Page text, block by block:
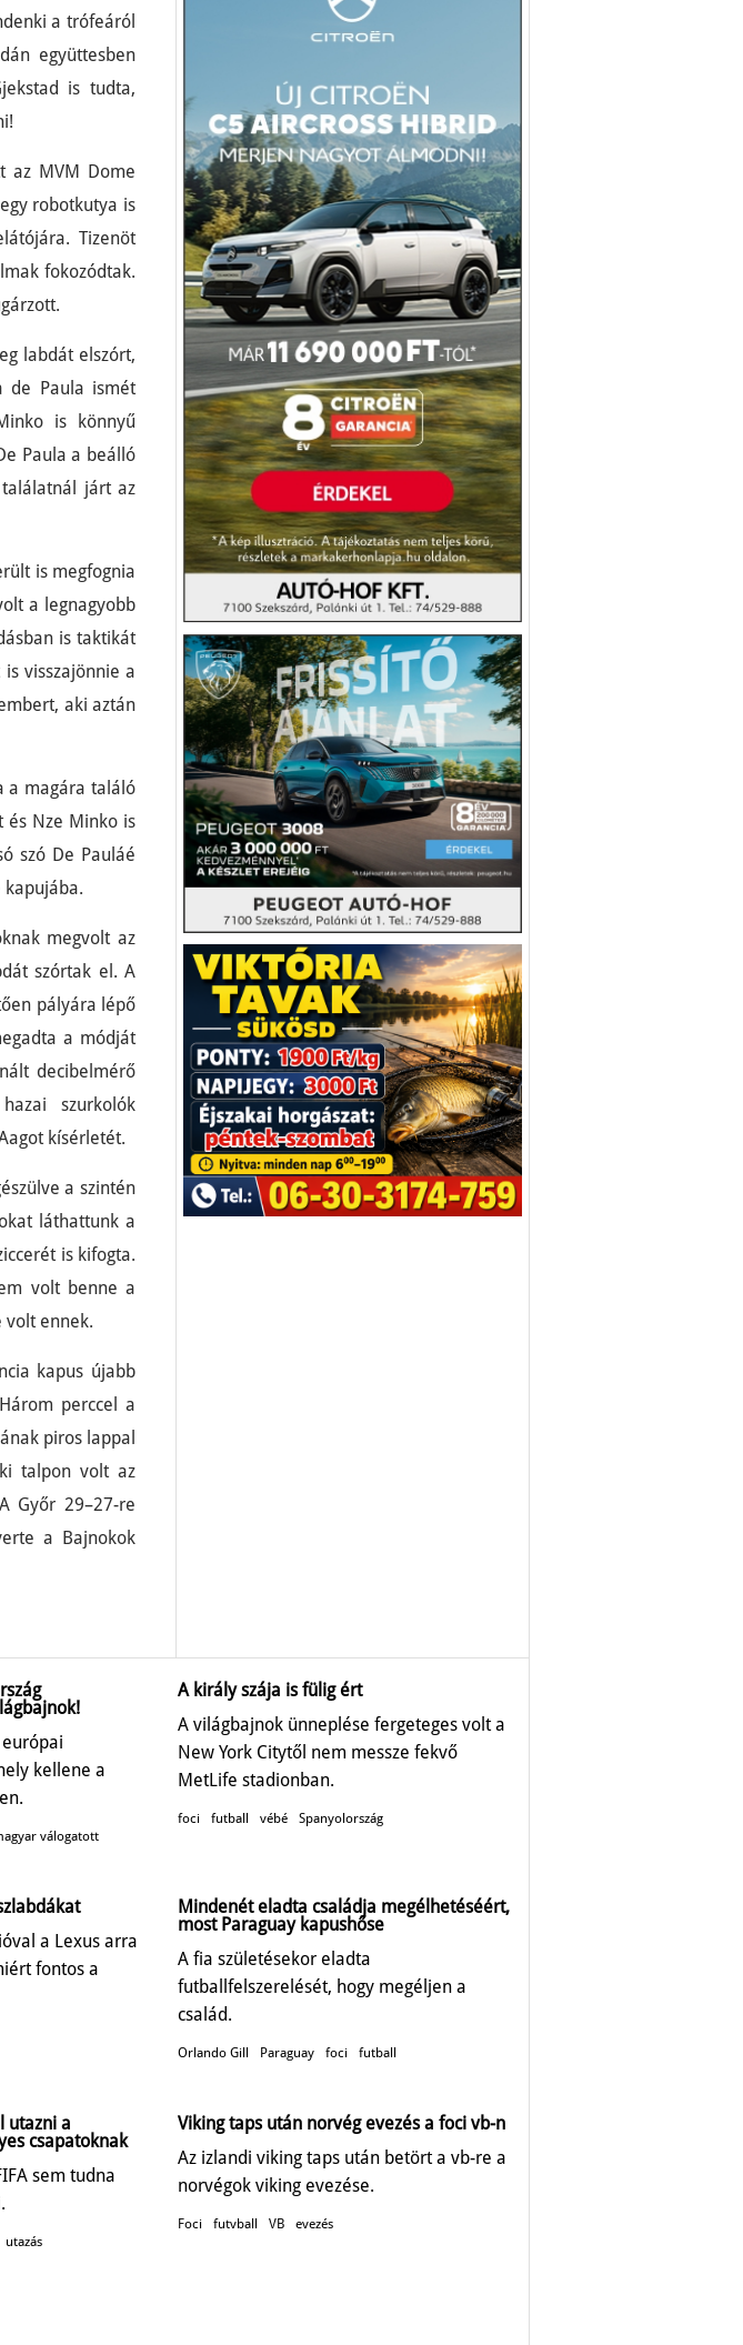
a trófeáról
együttesben
is tudta,
az MVM Dome
robotkutya is
Tizenöt
fokozódtak.
labdát elszórt,
de Paula ismét
is könnyű
Paula a beálló
járt az
is megfognia
a legnagyobb
is taktikát
visszajönnie a
aki aztán
a magára találó
és Nze Minko is
szó De Pauláé
megvolt az
szórtak el. A
pályára lépő
a módját
decibelmérő
szurkolók
kísérletét.
a szintén
láthattunk a
is kifogta.
volt benne a
volt ennek.
kapus újabb
perccel a
piros lappal
talpon volt az
Győr 29–27-re
a Bajnokok
európai
kellene a
válogatott
A király szája is fülig ért
A világbajnok ünneplése fergeteges volt a
New York Citytől nem messze fekvő
MetLife stadionban.
foci futball vébé Spanyolország
a Lexus arra
fontos a
Mindenét eladta családja megélhetéséért,
most Paraguay kapushőse
A fia születésekor eladta
futballfelszerelését, hogy megéljen a
család.
Orlando Gill Paraguay foci futball
utazni a
csapatoknak
sem tudna
utazás
Viking taps után norvég evezés a foci vb-n
Az izlandi viking taps után betört a vb-re a
norvégok viking evezése.
Foci futvball VB evezés